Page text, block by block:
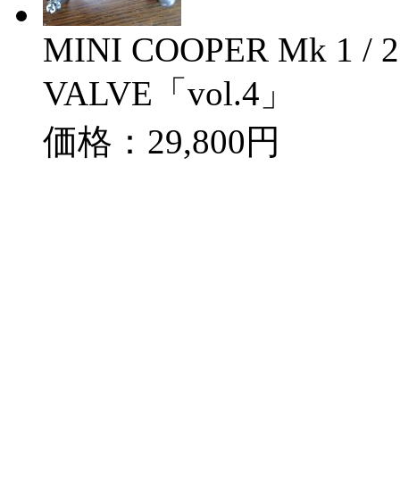
MINI COOPER Mk 1 /
VALVE「vol.4」
価格：29,800円